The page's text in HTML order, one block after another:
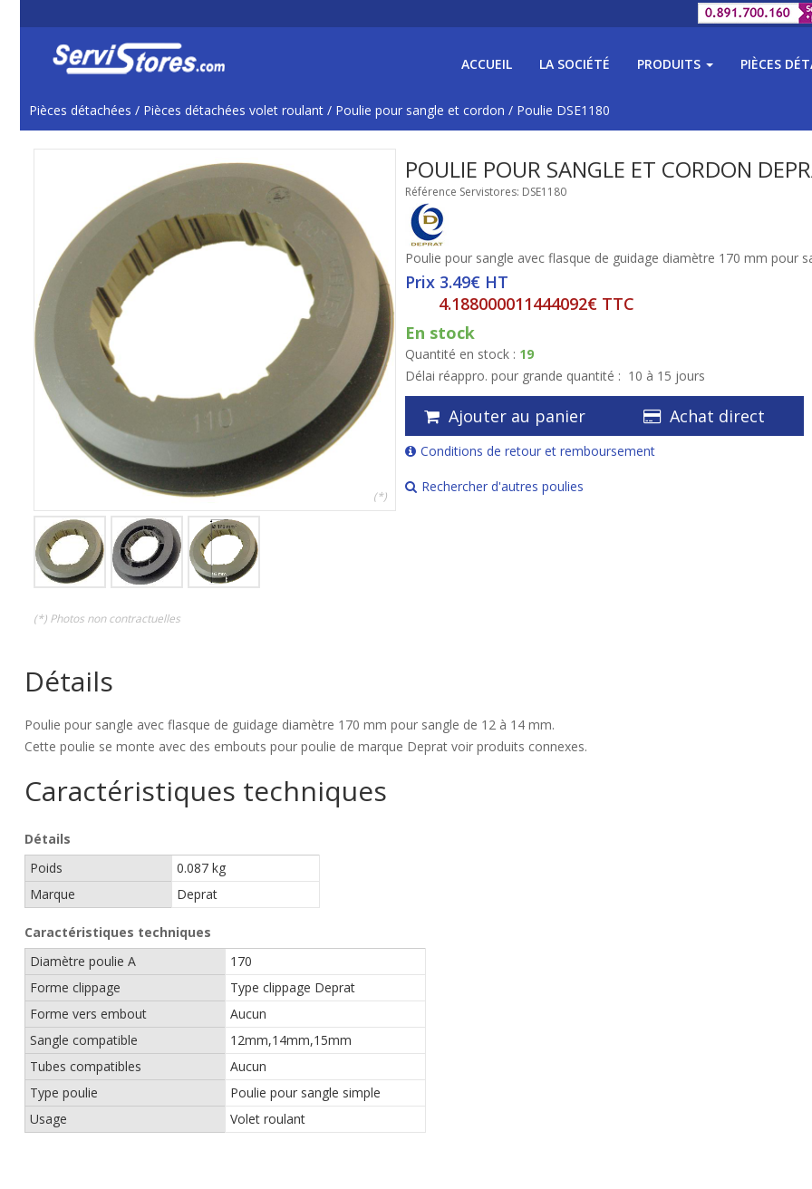
ACCUEIL LA SOCIÉTÉ PRODUITS PIÈCES
Pièces détachées / Pièces détachées volet roulant / Poulie pour sangle et cordon / Poulie DSE1180
(*)
(*) Photos non contractuelles
POULIE POUR SANGLE ET CORDON
Référence Servistores: DSE1180
Poulie pour sangle avec flasque de guidage diamètre 170 mm pour
Prix 3.49€ HT
4.188000011444092€ TTC
En stock
Quantité en stock : 19
Délai réappro. pour grande quantité : 10 à 15 jours
Ajouter au panier Achat direct
Conditions de retour et remboursement
Rechercher d'autres poulies
Détails
Poulie pour sangle avec flasque de guidage diamètre 170 mm pour sangle de 12 à 14 mm.
Cette poulie se monte avec des embouts pour poulie de marque Deprat voir produits connexes.
Caractéristiques techniques
Détails
Poids
0.087 kg
Marque
Deprat
Caractéristiques techniques
Diamètre poulie A
170
Forme clippage
Type clippage Deprat
Forme vers embout
Aucun
Sangle compatible
12mm,14mm,15mm
Tubes compatibles
Aucun
Type poulie
Poulie pour sangle simple
Usage
Volet roulant